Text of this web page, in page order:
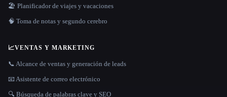
🏖 Planificador de viajes y vacaciones
🧠 Toma de notas y segundo cerebro
📈VENTAS Y MARKETING
📞 Alcance de ventas y generación de leads
📧 Asistente de correo electrónico
🔍 Búsqueda de palabras clave y SEO